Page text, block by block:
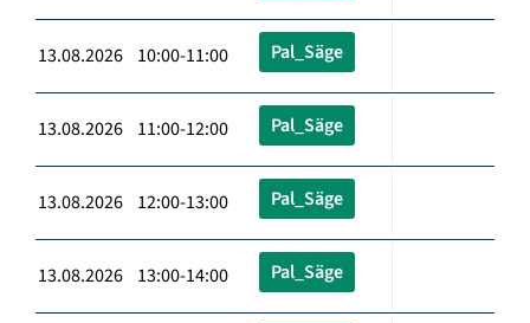
13.08.2026 10:00-11:00 Pal_Säge
13.08.2026 11:00-12:00 Pal_Säge
13.08.2026 12:00-13:00 Pal_Säge
13.08.2026 13:00-14:00 Pal_Säge